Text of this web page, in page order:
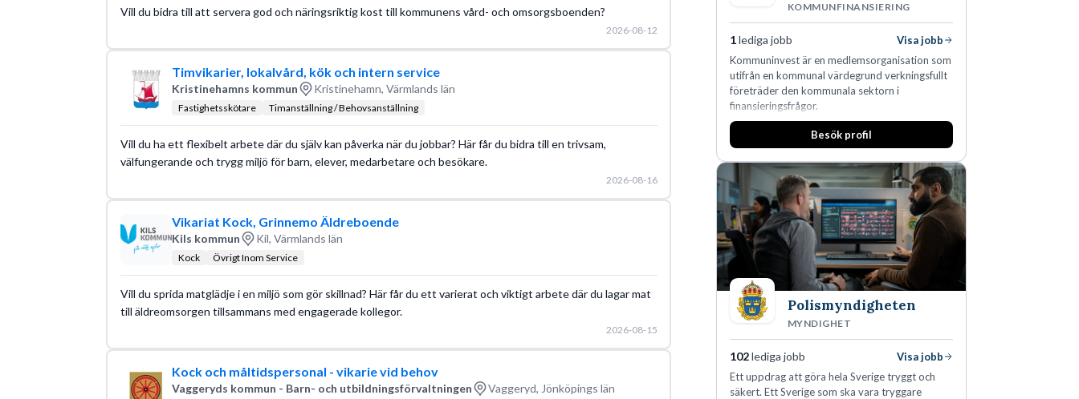
Vill du bidra till att servera god och näringsriktig kost till kommunens vård- och omsorgsboenden?
2026-08-12
Timvikarier, lokalvård, kök och intern service
Kristinehamns kommun Kristinehamn, Värmlands län
Fastighetsskötare Timanställning / Behovsanställning
Vill du ha ett flexibelt arbete där du själv kan påverka när du jobbar? Här får du bidra till en trivsam,
välfungerande och trygg miljö för barn, elever, medarbetare och besökare.
2026-08-16
Vikariat Kock, Grinnemo Äldreboende
Kils kommun Kil, Värmlands län
Kock Övrigt Inom Service
Vill du sprida matglädje i en miljö som gör skillnad? Här får du ett varierat och viktigt arbete där du lagar mat
till äldreomsorgen tillsammans med engagerade kollegor.
2026-08-15
Kock och måltidspersonal - vikarie vid behov
Vaggeryds kommun - Barn- och utbildningsförvaltningen Vaggeryd, Jönköpings län
KOMMUNFINANSIERING
1lediga jobb
Visa jobb
Kommuninvest är en medlemsorganisation som
utifrån en kommunal värdegrund verkningsfullt
företräder den kommunala sektorn i
finansieringsfrågor.
Besök profil
Polismyndigheten
MYNDIGHET
102lediga jobb
Visa jobb
Ett uppdrag att göra hela Sverige tryggt och
säkert. Ett Sverige som ska vara tryggare